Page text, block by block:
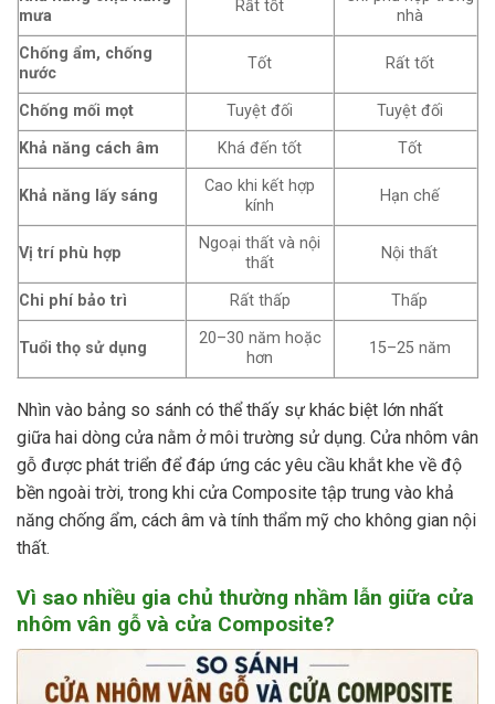
mưa
Rất tốt
nhà
Chống ẩm, chống
nước
Tốt Rất tốt
Chống mối mọt Tuyệt đối
Tuyệt đối
Khả năng cách âm
Khá đến tốt Tốt
Khả năng lấy sáng
Cao khi kết hợp
kính
Hạn chế
Vị trí phù hợp
Ngoại thất và nội
thất
Nội thất
Chi phí bảo trì Rất thấp Thấp
Tuổi thọ sử dụng
20–30 năm hoặc
hơn
15–25 năm
Nhìn vào bảng so sánh có thể thấy sự khác biệt lớn nhất
giữa hai dòng cửa nằm ở môi trường sử dụng. Cửa nhôm vân
gỗ được phát triển để đáp ứng các yêu cầu khắt khe về độ
bền ngoài trời, trong khi cửa Composite tập trung vào khả
năng chống ẩm, cách âm và tính thẩm mỹ cho không gian nội
thất.
Vì sao nhiều gia chủ thường nhầm lẫn giữa cửa
nhôm vân gỗ và cửa Composite?